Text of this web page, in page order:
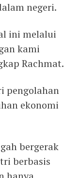
negeri.
ini melalui
kami
Rachmat.
pengolahan
ekonomi
bergerak
berbasis